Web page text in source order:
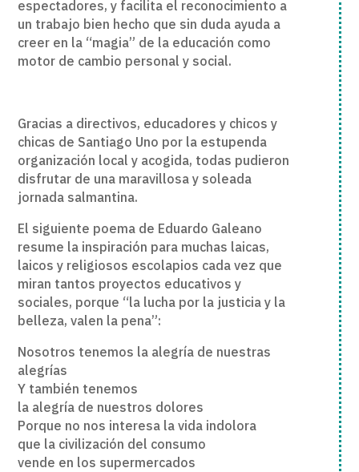
espectadores, y facilita el reconocimiento a
un trabajo bien hecho que sin duda ayuda a
creer en la “magia” de la educación como
motor de cambio personal y social.
Gracias a directivos, educadores y chicos y
chicas de Santiago Uno por la estupenda
organización local y acogida, todas pudieron
disfrutar de una maravillosa y soleada
jornada salmantina.
El siguiente poema de Eduardo Galeano
resume la inspiración para muchas laicas,
laicos y religiosos escolapios cada vez que
miran tantos proyectos educativos y
sociales, porque “la lucha por la justicia y la
belleza, valen la pena”:
Nosotros tenemos la alegría de nuestras
alegrías
Y también tenemos
la alegría de nuestros dolores
Porque no nos interesa la vida indolora
que la civilización del consumo
vende en los supermercados